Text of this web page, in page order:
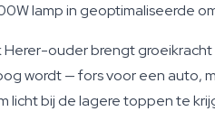
lamp in geoptimaliseerde
ouder brengt
wordt — fors voor een auto,
licht bij de lagere toppen te